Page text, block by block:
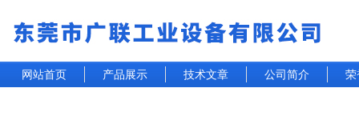
网站首页 产品展示 技术文章 公司简介 荣